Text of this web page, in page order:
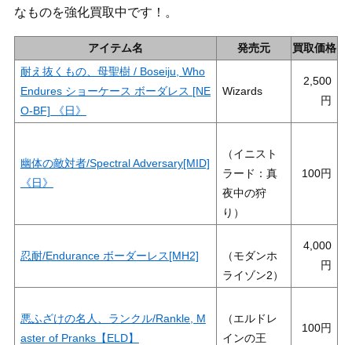
なものを強化買取中です！。
アイテム名 発売元
買取価格
耐え抜くもの、母聖樹 / Boseiju, Who
Endures ショーケース ボーダレス [NE
O-BF] 《日》
Wizards
2,500
幽体の敵対者/Spectral Adversary[MID]
《日》
（イニスト
ラード：真
夜中の狩
り）
100
忍耐/Endurance ボーダーレス[MH2]
（モダンホ
ライゾン2）
4,000
悪ふざけの名人、ランクル/Rankle, M
aster of Pranks【ELD】
（エルドレ
インの王
100